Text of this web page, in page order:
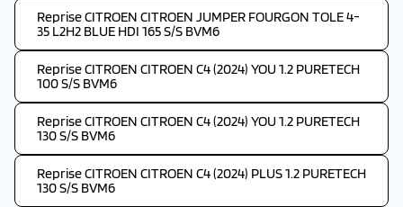
Reprise CITROEN CITROEN JUMPER FOURGON TOLE 4-
35 L2H2 BLUE HDI 165 S/S BVM6
Reprise CITROEN CITROEN C4 (2024) YOU 1.2 PURETECH
100 S/S BVM6
Reprise CITROEN CITROEN C4 (2024) YOU 1.2 PURETECH
130 S/S BVM6
Reprise CITROEN CITROEN C4 (2024) PLUS 1.2 PURETECH
130 S/S BVM6